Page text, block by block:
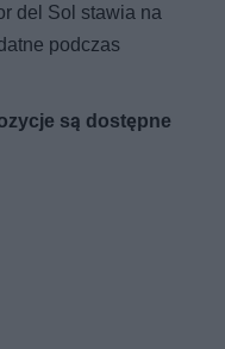
del Sol stawia na
podczas
są dostępne